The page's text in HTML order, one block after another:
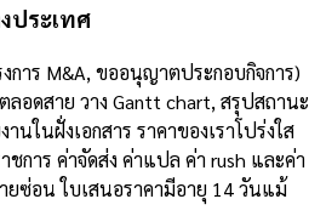
ประเทศ
าร M&A, ขออนุญาตประกอบกิจการ)
ลอดสาย วาง Gantt chart, สรุปสถานะ
ในฝั่งเอกสาร ราคาของเราโปร่งใส
การ ค่าจัดส่ง ค่าแปล ค่า rush และค่า
ยซ่อน ใบเสนอราคามีอายุ 14 วันแม้